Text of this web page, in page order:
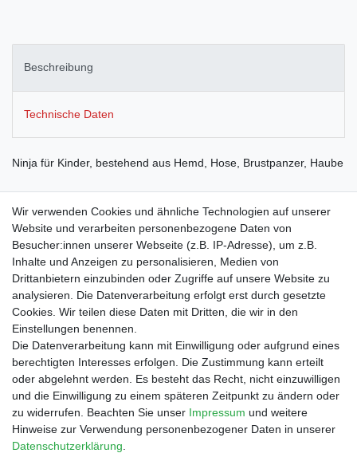
Beschreibung
Technische Daten
Ninja für Kinder, bestehend aus Hemd, Hose, Brustpanzer, Haube
Material: Stoff 100% Polyester, Polyamid ( Nylon)nzer EVA
Shop
Zahlungs- und Versandbedingungen
Warenkorb
Kasse
Mein Konto
Kontakt
Facebook
Service
Wir verwenden Cookies und ähnliche Technologien auf unserer
Website und verarbeiten personenbezogene Daten von
Besucher:innen unserer Webseite (z.B. IP-Adresse), um z.B.
Inhalte und Anzeigen zu personalisieren, Medien von
Drittanbietern einzubinden oder Zugriffe auf unsere Website zu
analysieren. Die Datenverarbeitung erfolgt erst durch gesetzte
Cookies. Wir teilen diese Daten mit Dritten, die wir in den
Einstellungen benennen.
Die Datenverarbeitung kann mit Einwilligung oder aufgrund eines
berechtigten Interesses erfolgen. Die Zustimmung kann erteilt
oder abgelehnt werden. Es besteht das Recht, nicht einzuwilligen
und die Einwilligung zu einem späteren Zeitpunkt zu ändern oder
zu widerrufen. Beachten Sie unser Impressum und weitere
Hinweise zur Verwendung personenbezogener Daten in unserer
Daten­schutz­erklärung